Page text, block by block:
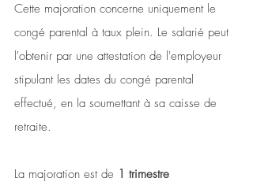
Cette majoration concerne uniquement le
congé parental à taux plein. Le salarié peut
l'obtenir par une attestation de l'employeur
stipulant les dates du congé parental
effectué, en la soumettant à sa caisse de
retraite.
La majoration est de 1 trimestre